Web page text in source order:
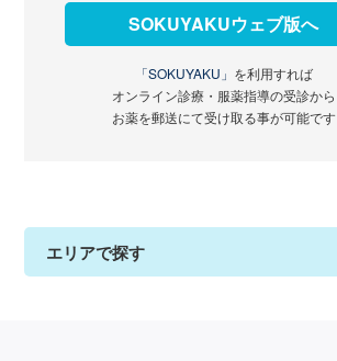
SOKUYAKUウェブ版へ
「SOKUYAKU」 を利用すれば
オンライン診療・服薬指導の受診から
お薬を郵送にて受け取る事が可能です
エリアで探す